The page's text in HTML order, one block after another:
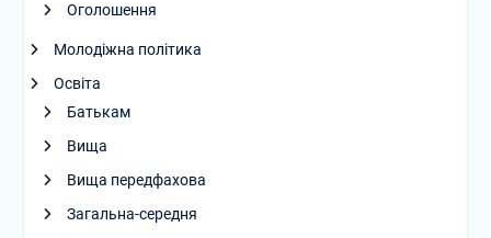
Оголошення
Молодіжна політика
Освіта
Батькам
Вища
Вища передфахова
Загальна-середня